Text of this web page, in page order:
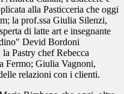
alla Pasticceria che oggi
la prof.ssa Giulia Silenzi,
di latte art e insegnante
Devid Bordoni
Pastry chefRebecca
Fermo; Giulia Vagnoni,
relazioni con i clienti.